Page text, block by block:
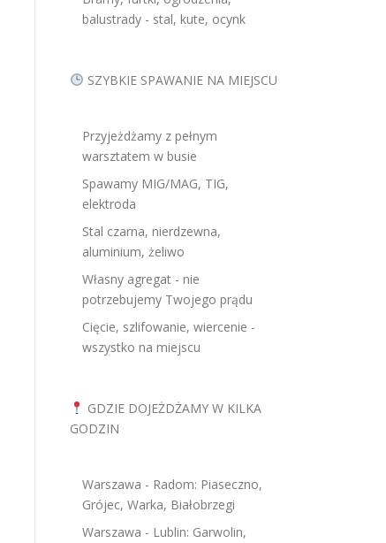
balustrady - stal, kute, ocynk
SZYBKIE SPAWANIE NA MIEJSCU
Przyjeżdżamy z pełnym
warsztatem w busie
Spawamy MIG/MAG, TIG,
elektroda
Stal czarna, nierdzewna,
aluminium, żeliwo
Własny agregat - nie
potrzebujemy Twojego prądu
Cięcie, szlifowanie, wiercenie -
wszystko na miejscu
GDZIE DOJEŻDŻAMY W KILKA
GODZIN
Warszawa - Radom: Piaseczno,
Grójec, Warka, Białobrzegi
Warszawa - Lublin: Garwolin,